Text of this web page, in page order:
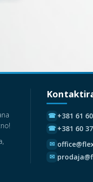
☎ +381 61
☎ +381 60
✉
✉